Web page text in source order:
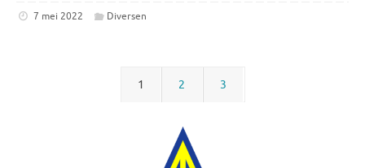
7 mei 2022 Diversen
1 2 3